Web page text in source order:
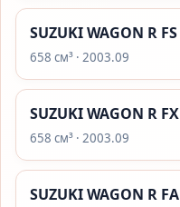
SUZUKI WAGON R FS
658 см³ · 2003.09
SUZUKI WAGON R FX
658 см³ · 2003.09
SUZUKI WAGON R FA